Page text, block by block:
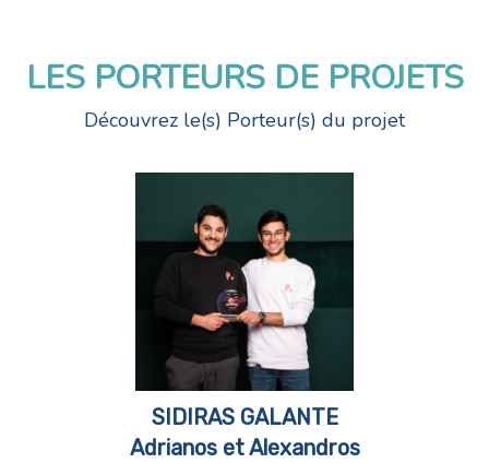
LES PORTEURS DE PROJETS
Découvrez le(s) Porteur(s) du projet
SIDIRAS GALANTE
Adrianos et Alexandros